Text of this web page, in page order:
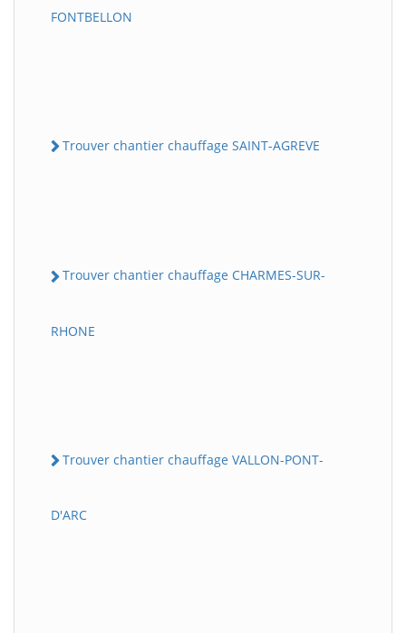
FONTBELLON
Trouver chantier chauffage SAINT-AGREVE
Trouver chantier chauffage CHARMES-SUR-
RHONE
Trouver chantier chauffage VALLON-PONT-
D'ARC